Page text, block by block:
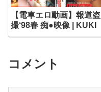
【電車エロ動画】報道盗
撮‘98春 痴●映像 | KUKI
コメント